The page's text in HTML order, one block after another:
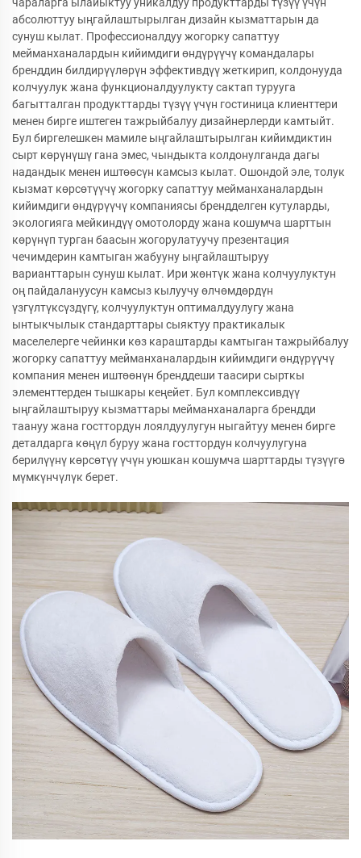
абсолюттуу ыңгайлаштырылган дизайн кызматтарын да
сунуш кылат. Профессионалдуу жогорку сапаттуу
мейманханалардын кийимдиги өндүрүүчү командалары
бренддин билдирүүлөрүн эффективдүү жеткирип, колдонууда
колчуулук жана функционалдуулукту сактап турууга
багытталган продукттарды түзүү үчүн гостиница клиенттери
менен бирге иштеген тажрыйбалуу дизайнерлерди камтыйт.
Бул биргелешкен мамиле ыңгайлаштырылган кийимдиктин
сырт көрүнүшү гана эмес, чындыкта колдонулганда дагы
надандык менен иштөөсүн камсыз кылат. Ошондой эле, толук
кызмат көрсөтүүчү жогорку сапаттуу мейманханалардын
кийимдиги өндүрүүчү компаниясы брендделген кутуларды,
экологияга мейкиндүү омотолорду жана кошумча шарттын
көрүнүп турган баасын жогорулатуучу презентация
чечимдерин камтыган жабууну ыңгайлаштыруу
варианттарын сунуш кылат. Ири жөнтүк жана колчуулуктун
оң пайдалануусун камсыз кылуучу өлчөмдөрдүн
үзгүлтүксүздүгү, колчуулуктун оптималдуулугу жана
ынтыкчылык стандарттары сыяктуу практикалык
маселелерге чейинки көз караштарды камтыган тажрыйбалуу
жогорку сапаттуу мейманханалардын кийимдиги өндүрүүчү
компания менен иштөөнүн бренддеши таасири сырткы
элементтерден тышкары кеңейет. Бул комплексивдүү
ыңгайлаштыруу кызматтары мейманханаларга брендди
таануу жана госттордун лоялдуулугун ныгайтуу менен бирге
деталдарга көңүл буруу жана госттордун колчуулугуна
берилүүнү көрсөтүү үчүн уюшкан кошумча шарттарды түзүүгө
мүмкүнчүлүк берет.